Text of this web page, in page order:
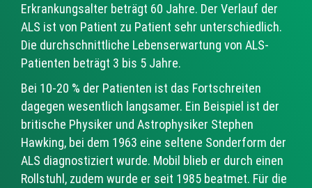
Erkrankungsalter beträgt 60 Jahre. Der Verlauf der
ALS ist von Patient zu Patient sehr unterschiedlich.
Die durchschnittliche Lebenserwartung von ALS-
Patienten beträgt 3 bis 5 Jahre.
Bei 10-20 % der Patienten ist das Fortschreiten
dagegen wesentlich langsamer. Ein Beispiel ist der
britische Physiker und Astrophysiker Stephen
Hawking, bei dem 1963 eine seltene Sonderform der
ALS diagnostiziert wurde. Mobil blieb er durch einen
Rollstuhl, zudem wurde er seit 1985 beatmet. Für die